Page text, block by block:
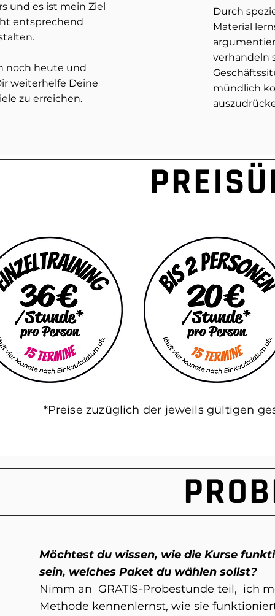
und es ist mein Ziel
entsprechend
noch heute und
weiterhelfe Deine
zu erreichen.
Durch
Material
verhandeln
mündlich
*Preise zuzüglich der jeweils gültigen
Möchtest du wissen, wie die Kurse
sein, welches Paket du wählen sollst?
Nimm an GRATIS-Probestunde teil, ich
Methode kennenlernst, wie sie